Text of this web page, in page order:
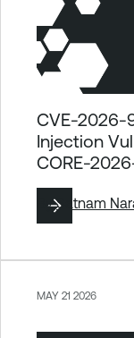
CVE-2026-
Injection
CORE-
BySatnam
MAY 21 2026